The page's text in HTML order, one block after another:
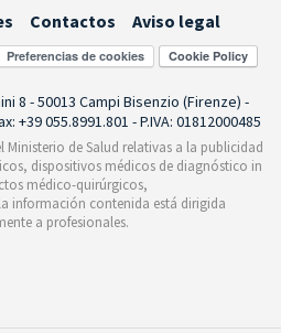
Contactos
Aviso legal
Preferencias de cookies
8 - 50013 Campi Bisenzio (Firenze) -
+39 055.8991.801 - P.IVA: 01812000485
Ministerio de Salud relativas a la publicidad
dispositivos médicos de diagnóstico in
médico-quirúrgicos,
información contenida está dirigida
a profesionales.